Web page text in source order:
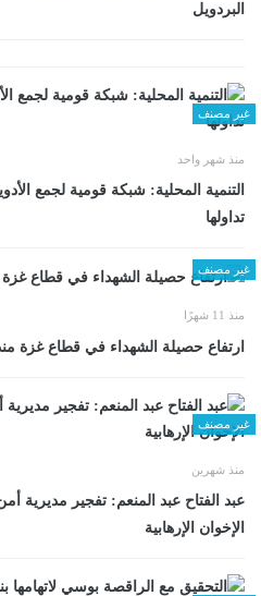
البردويل
غير مصنف
منذ شهر واحد
التنمية المحلية: شبكة قومية لجمع
تداولها
غير مصنف
منذ 11 شهرًا
ارتفاع حصيلة الشهداء في قطاع غزة منذ فجر
غير مصنف
منذ شهرين
عبد الفتاح عبد المنعم: تفجير مديرية
الإخوان الإرهابية